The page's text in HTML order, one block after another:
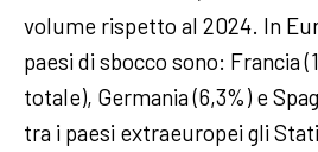
volume rispetto al 2024. In
paesi di sbocco sono: Francia
totale), Germania (6,3%) e
tra i paesi extraeuropei gli